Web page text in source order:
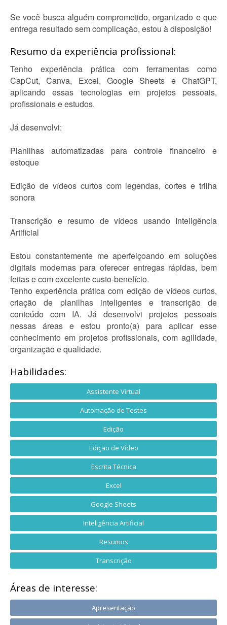
Se você busca alguém comprometido, organizado e que
entrega resultado sem complicação, estou à disposição!
Resumo da experiência profissional:
Tenho experiência prática com ferramentas como
CapCut, Canva, Excel, Google Sheets e ChatGPT,
aplicando essas tecnologias em projetos pessoais,
profissionais e estudos.
Já desenvolvi:
Planilhas automatizadas para controle financeiro e
estoque
Edição de vídeos curtos com legendas, cortes e trilha
sonora
Transcrição e resumo de vídeos usando Inteligência
Artificial
Estou constantemente me aperfeiçoando em soluções
digitais modernas para oferecer entregas rápidas, bem
feitas e com excelente custo-benefício.
Tenho experiência prática com edição de vídeos curtos,
criação de planilhas inteligentes e transcrição de
conteúdo com IA. Já desenvolvi projetos pessoais
nessas áreas e estou pronto(a) para aplicar esse
conhecimento em projetos profissionais, com agilidade,
organização e qualidade.
Habilidades:
Assistente Virtual
Automação de Testes
Edição
Edição de Vídeo
Escrita Técnica
Excel
Google Sheets
Inteligência Artificial
Resumos
Transcrição
Áreas de interesse:
Apresentação